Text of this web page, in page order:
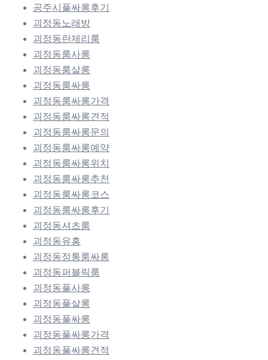
공주시풀싸롱후기
괴정동노래방
괴정동란제리룸
괴정동룸사롱
괴정동룸살롱
괴정동룸싸롱
괴정동룸싸롱가격
괴정동룸싸롱견적
괴정동룸싸롱문의
괴정동룸싸롱예약
괴정동룸싸롱위치
괴정동룸싸롱추천
괴정동룸싸롱코스
괴정동룸싸롱후기
괴정동셔츠룸
괴정동유흥
괴정동정통룸싸롱
괴정동퍼블릭룸
괴정동풀사롱
괴정동풀살롱
괴정동풀싸롱
괴정동풀싸롱가격
괴정동풀싸롱견적